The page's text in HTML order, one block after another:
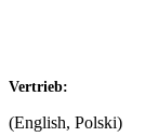
Vertrieb:
(English, Polski)